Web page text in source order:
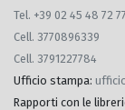
Tel. +39 02 45 48 72 77
Cell. 3770896339
Cell. 3791227784
Ufficio stampa:
Rapporti con le